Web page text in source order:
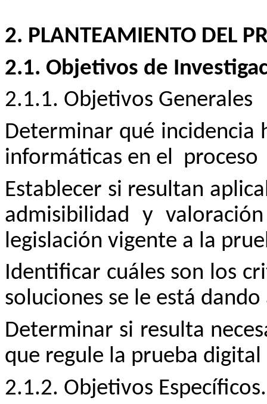
2. PLANTEAMIENTO DEL
2.1. Objetivos de
2.1.1. Objetivos Generales
Determinar qué incidencia
informáticas en el proceso
Establecer si resultan
admisibilidad y
legislación vigente a la
Identificar cuáles son los
soluciones se le está
Determinar si resulta
que regule la prueba
2.1.2. Objetivos Específicos.